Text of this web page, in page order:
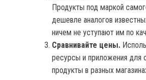
Продукты под маркой
дешевле аналогов
ничем не уступают им по
Сравнивайте цены.
ресурсы и приложения для
продукты в разных